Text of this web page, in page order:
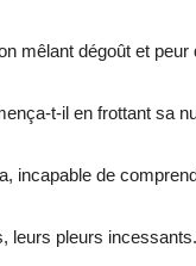
mêlant dégoût et peur
t-il en frottant sa
incapable de
leurs pleurs